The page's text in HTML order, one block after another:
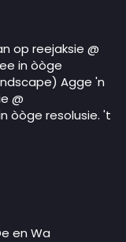
op reejaksie @
in òòge
Agge 'n
@
òòge resolusie. 't
en Wa